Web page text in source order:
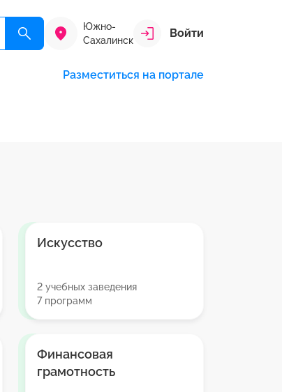
Южно-
Сахалинск
Войти
Разместиться на портале
Искусство
2 учебных заведения
7 программ
Финансовая
грамотность